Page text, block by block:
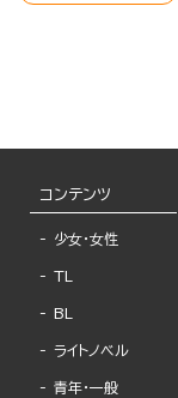
コンテンツ
少女・女性
TL
BL
ライトノベル
青年・一般